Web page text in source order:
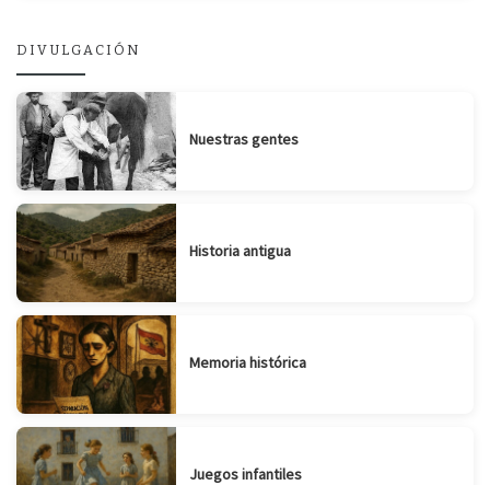
DIVULGACIÓN
Nuestras gentes
Historia antigua
Memoria histórica
Juegos infantiles